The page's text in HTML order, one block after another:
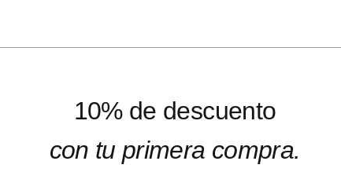
10% de descuento
con tu primera compra.